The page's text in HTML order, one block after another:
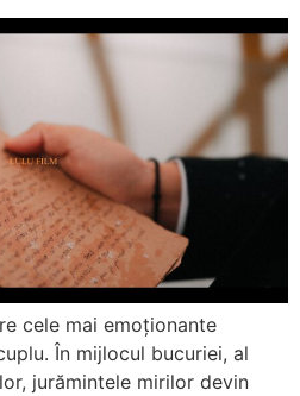
cele mai emoționante
În mijlocul bucuriei, al
jurămintele mirilor devin